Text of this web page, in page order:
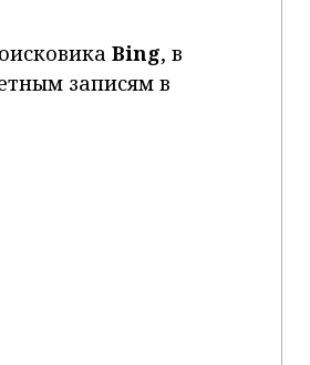
Bing, в
записям в